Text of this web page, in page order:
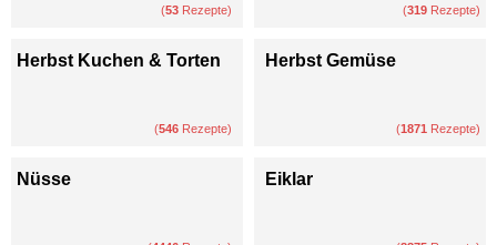
(53 Rezepte) (319 Rezepte)
Herbst Kuchen & Torten
(546 Rezepte)
Herbst Gemüse
(1871 Rezepte)
Nüsse Eiklar